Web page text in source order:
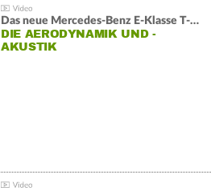
Das neue Mercedes-Benz E-Klasse T-Modell
DIE AERODYNAMIK UND -
AKUSTIK